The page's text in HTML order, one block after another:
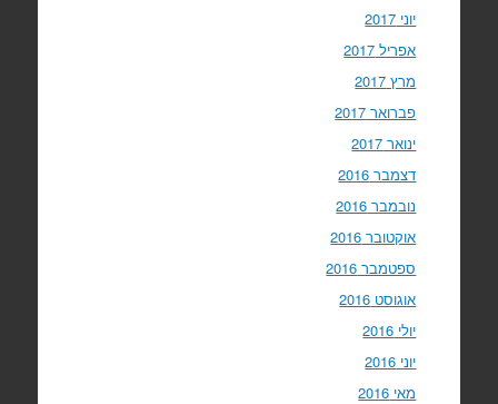
יוני 2017
אפריל 2017
מרץ 2017
פברואר 2017
ינואר 2017
דצמבר 2016
נובמבר 2016
אוקטובר 2016
ספטמבר 2016
אוגוסט 2016
יולי 2016
יוני 2016
מאי 2016